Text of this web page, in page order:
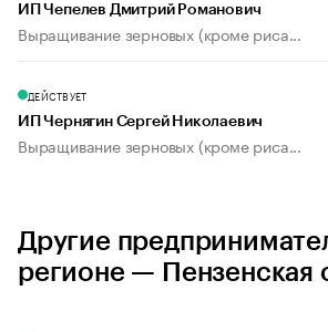
ИП Чепелев Дмитрий Романович
Выращивание зерновых (кроме риса...
ДЕЙСТВУЕТ
ИП Чернягин Сергей Николаевич
Выращивание зерновых (кроме риса...
Другие
регионе — Пензенская